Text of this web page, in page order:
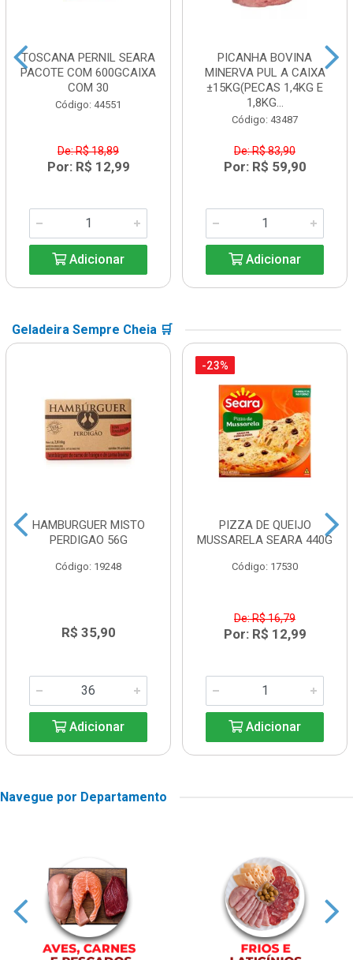
TOSCANA PERNIL SEARA
PACOTE COM 600GCAIXA
COM 30
Código: 44551
De: R$ 18,89
Por: R$ 12,99
Adicionar
PICANHA BOVINA
MINERVA PUL A CAIXA
±15KG(PECAS 1,4KG E
1,8KG...
Código: 43487
De: R$ 83,90
Por: R$ 59,90
Adicionar
Geladeira Sempre Cheia 🛒
HAMBURGUER MISTO
PERDIGAO 56G
Código: 19248
R$ 35,90
Adicionar
-23%
PIZZA DE QUEIJO
MUSSARELA SEARA 440G
Código: 17530
De: R$ 16,79
Por: R$ 12,99
Adicionar
Navegue por Departamento